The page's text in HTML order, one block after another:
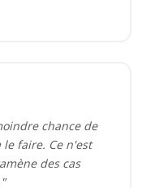
chance de
faire. Ce n'est
des cas